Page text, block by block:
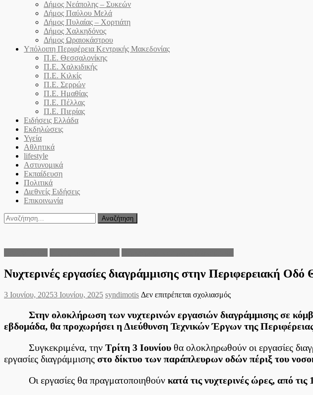
Δήμος Νεάπολης – Συκεών
Δήμος Παύλου Μελά
Δήμος Πυλαίας – Χορτιάτη
Δήμος Χαλκηδόνος
Δήμος Ωραιοκάστρου
Υπόλοιπη Περιφέρεια Κεντρικής Μακεδονίας
Π.Ε. Θεσσαλονίκης
Π.Ε. Χαλκιδικής
Π.Ε. Κιλκίς
Π.Ε. Σερρών
Π.Ε. Ημαθίας
Π.Ε. Πέλλας
Π.Ε. Πιερίας
Ειδήσεις Ελλάδα
Εκδηλώσεις
Υγεία
Αθλητικά
lifestyle
Αστυνομικά
Εκπαίδευση
Πολιτικά
Διεθνείς Ειδήσεις
Επικοινωνία
Αναζήτηση
για:
Νυχτερινές εργασίες διαγράμμισης στην Περιφερειακή
Posted
3 Ιουνίου, 20253 Ιουνίου, 2025 Author
syndimotis Δεν επιτρέπεται σχολιασμόςστο
εργασίες
διαγράμμισης
στην
Οδό
Θεσσαλονίκης
ΠΚΜ
Στην ολοκλήρωση των νυχτερινών εργασιών διαγράμμισης σε
εβδομάδα, θα προχωρήσει η Διεύθυνση Τεχνικών Έργων της
Συγκεκριμένα, την Τρίτη 3 Ιουνίου θα ολοκληρωθούν οι εργασίες
εργασίες διαγράμμισης στο δίκτυο των παράπλευρων οδών πέριξ του
Οι εργασίες θα πραγματοποιηθούν κατά τις νυχτερινές ώρες, από